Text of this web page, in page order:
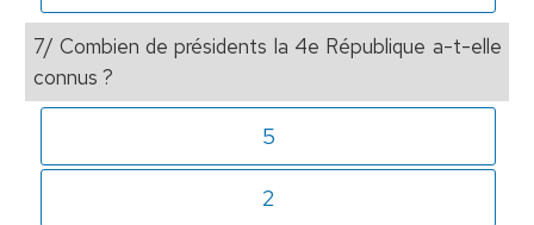
7/ Combien de présidents la 4e République a-t-elle
connus ?
5
2